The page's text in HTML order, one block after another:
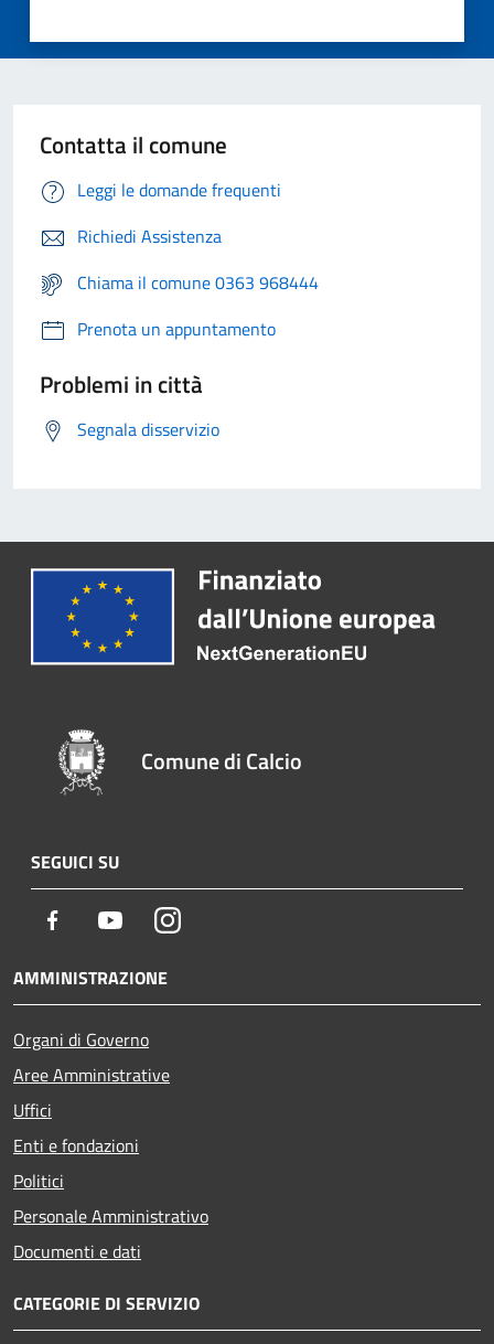
Contatta il comune
Leggi le domande frequenti
Richiedi Assistenza
Chiama il comune 0363 968444
Prenota un appuntamento
Problemi in città
Segnala disservizio
Comune di Calcio
SEGUICI SU
Facebook YoutubeInstagram
AMMINISTRAZIONE
Organi di Governo
Aree Amministrative
Uffici
Enti e fondazioni
Politici
Personale Amministrativo
Documenti e dati
CATEGORIE DI SERVIZIO